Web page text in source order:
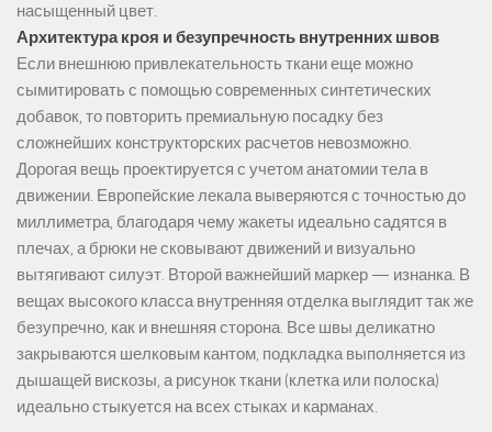
насыщенный цвет.
Архитектура кроя и безупречность внутренних швов
Если внешнюю привлекательность ткани еще можно
сымитировать с помощью современных синтетических
добавок, то повторить премиальную посадку без
сложнейших конструкторских расчетов невозможно.
Дорогая вещь проектируется с учетом анатомии тела в
движении. Европейские лекала выверяются с точностью до
миллиметра, благодаря чему жакеты идеально садятся в
плечах, а брюки не сковывают движений и визуально
вытягивают силуэт. Второй важнейший маркер — изнанка. В
вещах высокого класса внутренняя отделка выглядит так же
безупречно, как и внешняя сторона. Все швы деликатно
закрываются шелковым кантом, подкладка выполняется из
дышащей вискозы, а рисунок ткани (клетка или полоска)
идеально стыкуется на всех стыках и карманах.